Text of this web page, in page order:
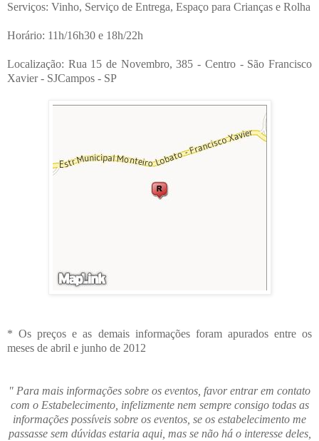
Serviços: Vinho, Serviço de Entrega, Espaço para Crianças e Rolha
Horário: 11h/16h30 e 18h/22h
Localização: Rua 15 de Novembro, 385 - Centro - São Francisco
Xavier - SJCampos - SP
* Os preços e as demais informações foram apurados entre os
meses de abril e junho de 2012
" Para mais informações sobre os eventos, favor entrar em contato
com o Estabelecimento, infelizmente nem sempre consigo todas as
informações possíveis sobre os eventos, se os estabelecimento me
passasse sem dúvidas estaria aqui, mas se não há o interesse deles,